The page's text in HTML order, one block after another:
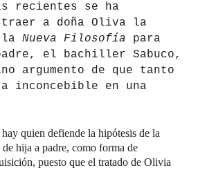
recientes se ha
a doña Oliva la
la Nueva Filosofía para
el bachiller Sabuco,
argumento de que tanto
inconcebible en una
quien defiende la hipótesis de la
hija a padre, como forma de
puesto que el tratado de Olivia